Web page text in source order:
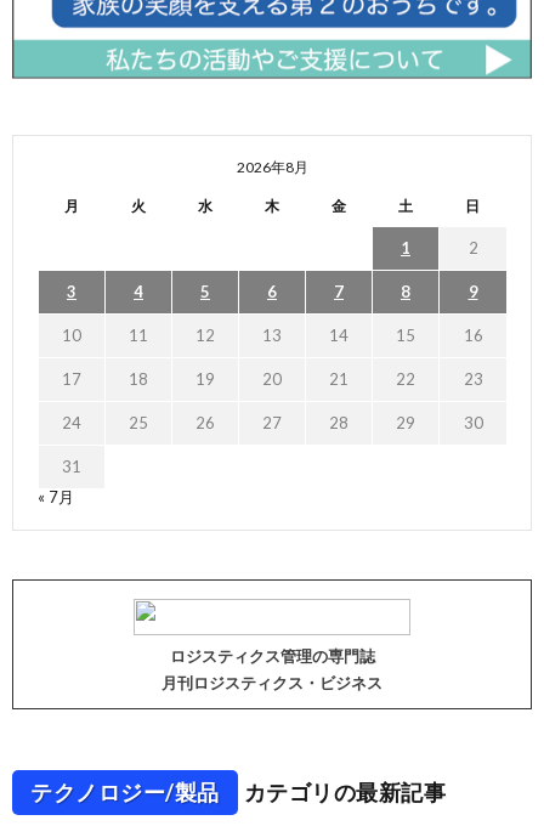
2026年8月
月 火 水 木 金 土 日
1 2
3 4 5 6 7 8 9
10 11 12 13 14 15 16
17 18 19 20 21 22 23
24 25 26 27 28 29 30
31
« 7月
ロジスティクス管理の専門誌
月刊ロジスティクス・ビジネス
テクノロジー/製品 カテゴリの最新記事